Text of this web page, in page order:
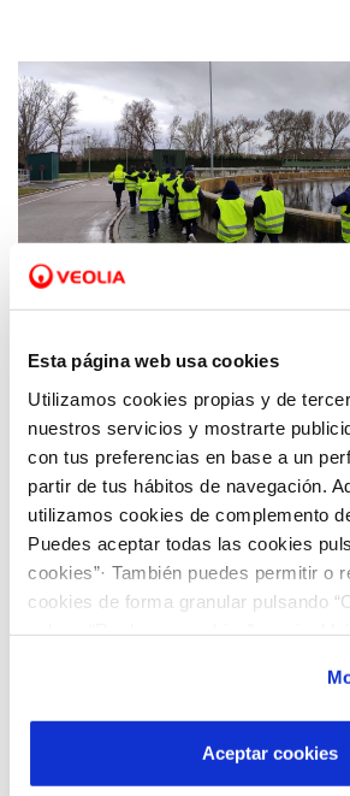
Esta página web usa cookies
Utilizamos cookies propias y de
nuestros servicios y mostrarte
con tus preferencias en base a un
partir de tus hábitos de navegación.
utilizamos cookies de complemento
Puedes aceptar todas las cookies
cookies”· También puedes permitir o
cookies de forma granular pulsando
son indispensables para que el sitio
por tanto no se pueden desactivar.
más información en nuestraPolítica
Aceptar cookies
21 MAR 2023
actividades para dar a
sostenible de los recursos